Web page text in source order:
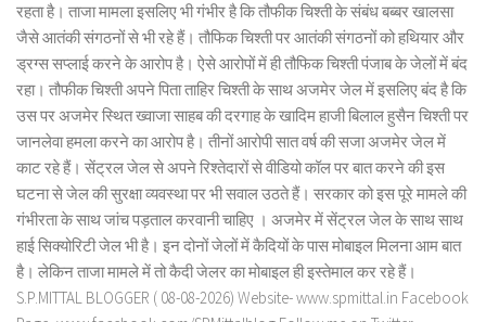
रहता है। ताजा मामला इसलिए भी गंभीर है कि तौफीक चिश्ती के संबंध बब्बर खालसा
जैसे आतंकी संगठनों से भी रहे हैं। तौफिक चिश्ती पर आतंकी संगठनों को हथियार और
ड्रग्स सप्लाई करने के आरोप है। ऐसे आरोपों में ही तौफिक चिश्ती पंजाब के जेलों में बंद
रहा। तौफीक चिश्ती अपने पिता ताहिर चिश्ती के साथ अजमेर जेल में इसलिए बंद है कि
उस पर अजमेर स्थित ख्वाजा साहब की दरगाह के खादिम हाजी बिलाल हुसैन चिश्ती पर
जानलेवा हमला करने का आरोप है। तीनों आरोपी सात वर्ष की सजा अजमेर जेल में
काट रहे हैं। सेंट्रल जेल से अपने रिश्तेदारों से वीडियो कॉल पर बात करने की इस
घटना से जेल की सुरक्षा व्यवस्था पर भी सवाल उठते हैं। सरकार को इस पूरे मामले की
गंभीरता के साथ जांच पड़ताल करवानी चाहिए । अजमेर में सेंट्रल जेल के साथ साथ
हाई सिक्योरिटी जेल भी है। इन दोनों जेलों में कैदियों के पास मोबाइल मिलना आम बात
है। लेकिन ताजा मामले में तो कैदी जेलर का मोबाइल ही इस्तेमाल कर रहे हैं।
S.P.MITTAL BLOGGER ( 08-08-2026) Website- www.spmittal.in Facebook